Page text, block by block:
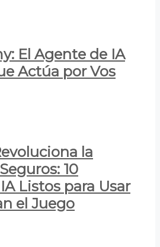
El Agente de IA
Actúa por Vos
la
10
Listos para Usar
el Juego